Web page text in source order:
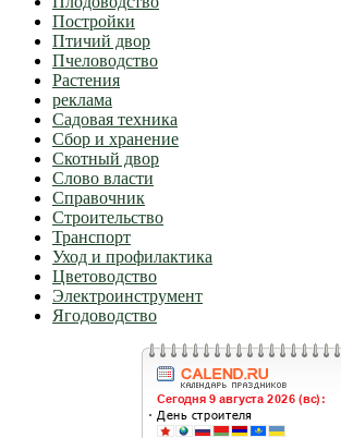
Постройки
Птичий двор
Пчеловодство
Растения
реклама
Садовая техника
Сбор и хранение
Скотный двор
Слово власти
Справочник
Строительство
Транспорт
Уход и профилактика
Цветоводство
Электроинструмент
Ягодоводство